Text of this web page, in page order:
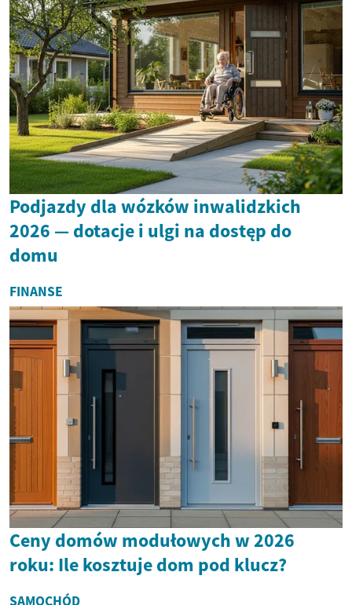
Podjazdy dla wózków inwalidzkich
2026 — dotacje i ulgi na dostęp do
domu
FINANSE
Ceny domów modułowych w 2026
roku: Ile kosztuje dom pod klucz?
SAMOCHÓD